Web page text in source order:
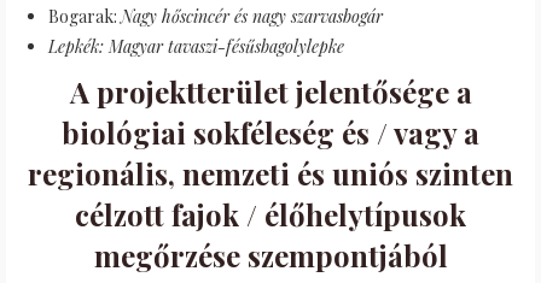
Bogarak: Nagy hőscincér és nagy szarvasbogár
Lepkék: Magyar tavaszi-fésűsbagolylepke
A projektterület jelentősége a
biológiai sokféleség és / vagy a
regionális, nemzeti és uniós szinten
célzott fajok / élőhelytípusok
megőrzése szempontjából